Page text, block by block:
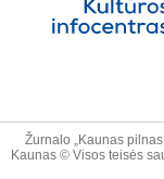
Žurnalo „Kaunas
Kaunas © Visos teisės